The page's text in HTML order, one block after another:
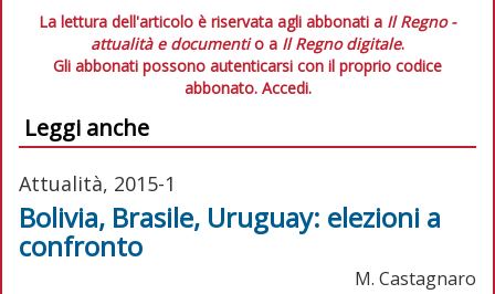
La lettura dell'articolo è riservata agli abbonati a Il Regno -
attualità e documentio a Il Regno digitale.
Gli abbonati possono autenticarsi con il proprio codice
abbonato. Accedi.
Leggi anche
Attualità, 2015-1
Bolivia, Brasile, Uruguay: elezioni a
confronto
M. Castagnaro